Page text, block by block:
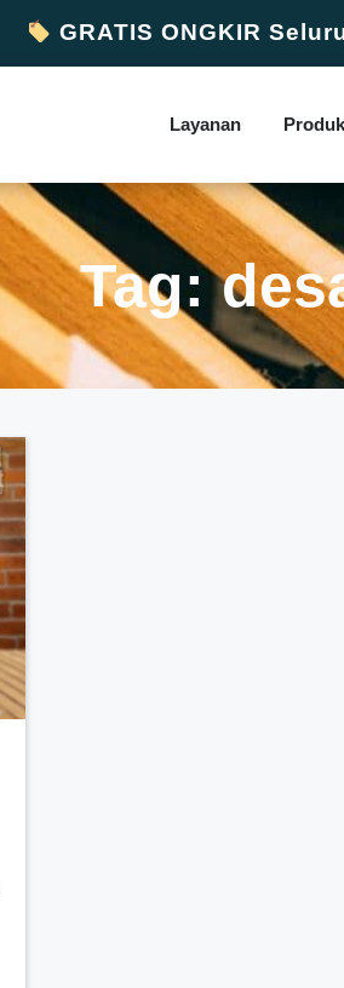
GRATIS ONGKIR
Layanan Produk
Tag: